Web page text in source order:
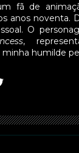
fã de
anos noventa.
O
,
humilde